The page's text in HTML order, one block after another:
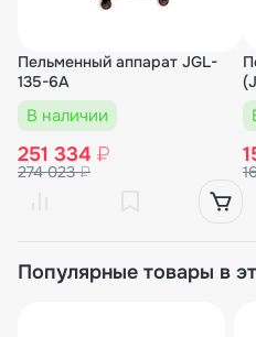
Пельменный аппарат JGL-
135-6A
В наличии
251 334 ₽
274 023₽
Популярные товары в